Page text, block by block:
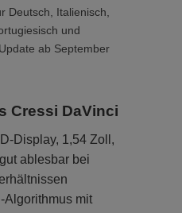
Deutsch, Italienisch,
und
ab September
Cressi DaVinci
Display, 1,54 Zoll,
ablesbar bei
Algorithmus mit